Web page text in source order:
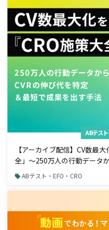
ABテスト
【アーカイブ配信】CV数最
全」〜250万人の行動データ
成果を出す手法〜
ABテスト・EFO・CRO